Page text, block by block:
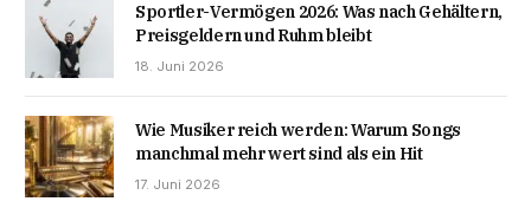
Sportler-Vermögen 2026: Was nach Gehältern,
Preisgeldern und Ruhm bleibt
18. Juni 2026
Wie Musiker reich werden: Warum Songs
manchmal mehr wert sind als ein Hit
17. Juni 2026